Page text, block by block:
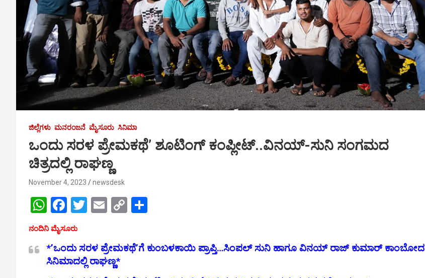
ಜಿಲ್ಲೆಗಳು ಮನರಂಜನೆ ಮೈಸೂರು ಸಿನಿಮಾ
ಒಂದು ಸರಳ ಪ್ರೇಮಕಥೆ’ ಶೂಟಿಂಗ್ ಕಂಪ್ಲೀಟ್..ವಿನಯ್-ಸುನಿ ಸಂಗಮದ
ಚಿತ್ರದಲ್ಲಿ ರಾಘಣ್ಣ
November 4, 2023 newsdesk
W
h
at
s
A
F
a
ce
b
o
T
er
E
C
Li e
ನಂದಿನಿ ಮೈಸೂರು
*’ಒಂದು ಸರಳ ಪ್ರೇಮಕಥೆ’ಗೆ ಕುಂಬಳಕಾಯಿ ಪ್ರಾಪ್ತಿ…ಸಿಂಪಲ್ ಸುನಿ ಹಾಗೂ ವಿನಯ್ ರಾಜ್ ಕುಮಾರ್ ಕಾಂಬೋದ
ಸಿನಿಮಾದಲ್ಲಿ ರಾಘಣ್ಣ*